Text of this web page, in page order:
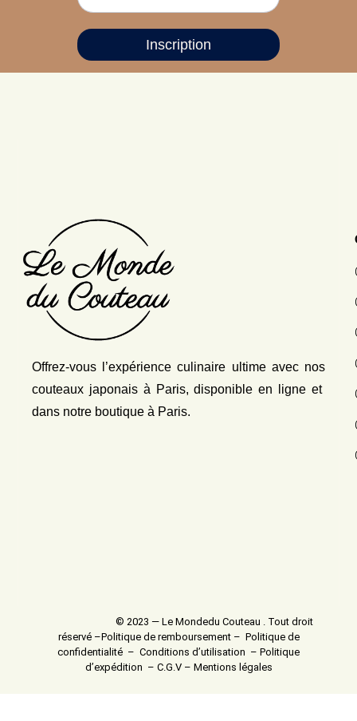
Inscription
Offrez-vous l’expérience culinaire ultime avec nos
couteaux japonais à Paris, disponible en ligne et
dans notre boutique à Paris.
© 2023 — Le Mondedu Couteau . Tout droit
réservé –Politique de remboursement – Politique de
confidentialité – Conditions d’utilisation – Politique
d’expédition – C.G.V– Mentions légales